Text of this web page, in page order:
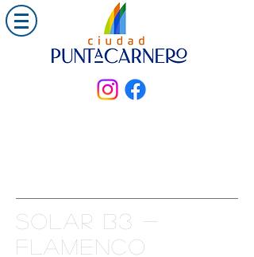
Solar B3 -
FLAMENCO